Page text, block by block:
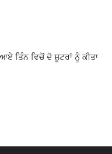
ਤਿੰਨ ਵਿਚੋਂ ਦੋ ਸ਼ੂਟਰਾਂ ਨੂੰ ਕੀਤਾ